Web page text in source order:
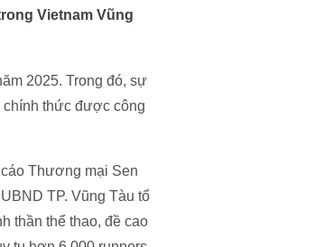
Vietnam Vũng
2025. Trong đó, sự
chính thức được công
Thương mại Sen
TP. Vũng Tàu tổ
thần thể thao, đề cao